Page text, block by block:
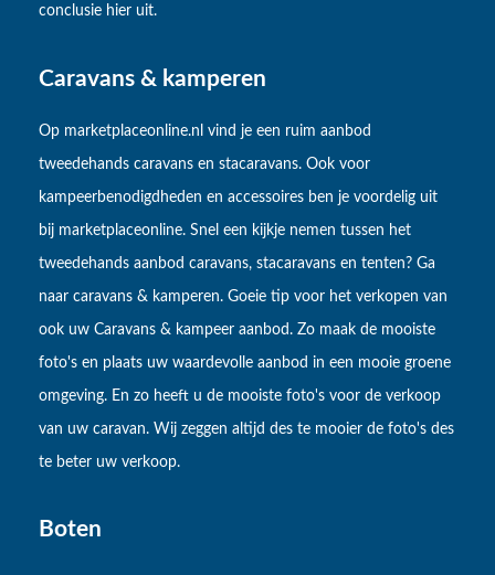
conclusie hier uit.
Caravans & kamperen
Op marketplaceonline.nl vind je een ruim aanbod
tweedehands caravans en stacaravans. Ook voor
kampeerbenodigdheden en accessoires ben je voordelig uit
bij marketplaceonline. Snel een kijkje nemen tussen het
tweedehands aanbod caravans, stacaravans en tenten? Ga
naar caravans & kamperen. Goeie tip voor het verkopen van
ook uw Caravans & kampeer aanbod. Zo maak de mooiste
foto's en plaats uw waardevolle aanbod in een mooie groene
omgeving. En zo heeft u de mooiste foto's voor de verkoop
van uw caravan. Wij zeggen altijd des te mooier de foto's des
te beter uw verkoop.
Boten